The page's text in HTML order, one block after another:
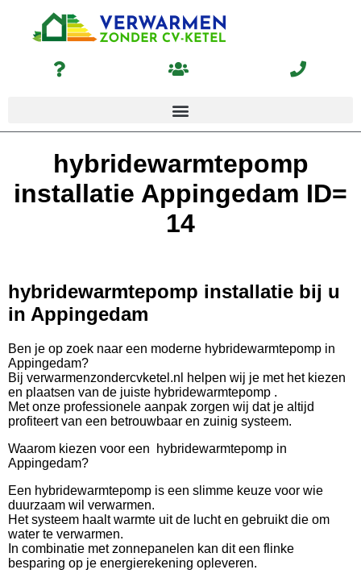
hybridewarmtepomp
installatie Appingedam ID=
14
hybridewarmtepomp installatie bij u
in Appingedam
Ben je op zoek naar een moderne hybridewarmtepomp in
Appingedam?
Bij verwarmenzondercvketel.nl helpen wij je met het kiezen
en plaatsen van de juiste hybridewarmtepomp .
Met onze professionele aanpak zorgen wij dat je altijd
profiteert van een betrouwbaar en zuinig systeem.
Waarom kiezen voor een hybridewarmtepomp in
Appingedam?
Een hybridewarmtepomp is een slimme keuze voor wie
duurzaam wil verwarmen.
Het systeem haalt warmte uit de lucht en gebruikt die om
water te verwarmen.
In combinatie met zonnepanelen kan dit een flinke
besparing op je energierekening opleveren.